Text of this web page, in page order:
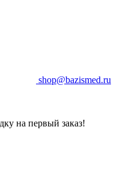
shop@bazismed.ru
на первый заказ!